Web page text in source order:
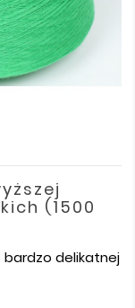
(1500
bardzo delikatnej